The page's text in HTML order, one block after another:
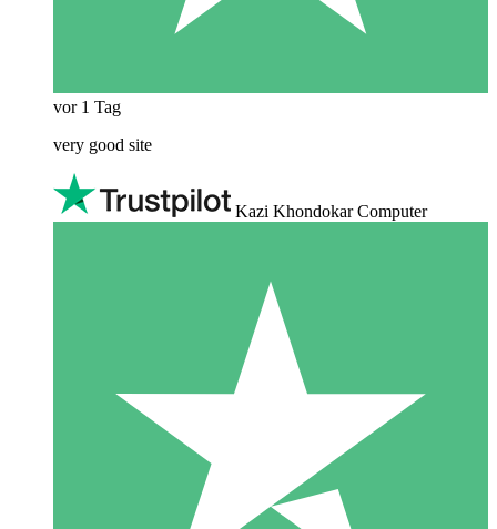
vor 1 Tag
very good site
Kazi Khondokar Computer